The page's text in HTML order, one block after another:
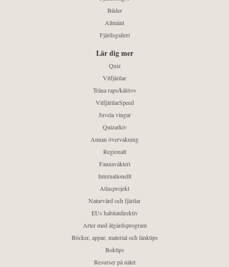
Bilder
Allmänt
Fjärilsgalleri
Lär dig mer
Quiz
Vitfjärilar
Träna raps/kål/rov
VitfjärilarSpeed
Juvela vingar
Quizarkiv
Annan övervakning
Regionalt
Faunaväkteri
Internationellt
Atlasprojekt
Naturvård och fjärilar
EUs habitatdirektiv
Arter med åtgärdsprogram
Böcker, appar, material och länktips
Boktips
Resurser på nätet